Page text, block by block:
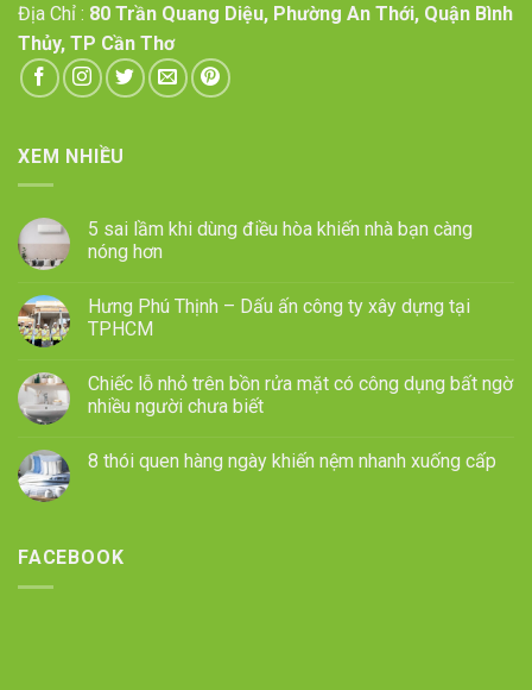
Địa Chỉ : 80 Trần Quang Diệu, Phường An Thới, Quận Bình
Thủy, TP Cần Thơ
XEM NHIỀU
5 sai lầm khi dùng điều hòa khiến nhà bạn càng
nóng hơn
Hưng Phú Thịnh – Dấu ấn công ty xây dựng tại
TPHCM
Chiếc lỗ nhỏ trên bồn rửa mặt có công dụng bất ngờ
nhiều người chưa biết
8 thói quen hàng ngày khiến nệm nhanh xuống cấp
FACEBOOK